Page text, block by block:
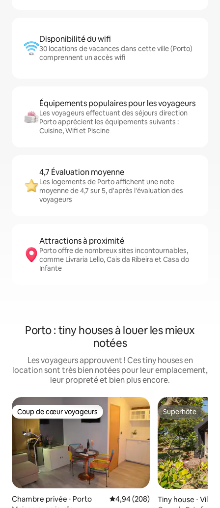
Disponibilité du wifi
30 locations de vacances dans cette ville (Porto)
comprennent un accès wifi
Équipements populaires pour les voyageurs
Les voyageurs effectuant des séjours direction
Porto apprécient les équipements suivants :
Cuisine, Wifi et Piscine
4,7 Évaluation moyenne
Les logements de Porto affichent une note
moyenne de 4,7 sur 5, d'après l'évaluation des
voyageurs
Attractions à proximité
Porto offre de nombreux sites incontournables,
comme Livraria Lello, Cais da Ribeira et Casa do
Infante
Porto : tiny houses à louer les mieux
notées
Les voyageurs approuvent ! Ces tiny houses en
location sont très bien notées pour leur emplacement,
leur propreté et bien plus encore.
Coup de cœur voyageurs
Coup de cœur voyageurs
Chambre privée ⋅ Porto Évaluation moyenne sur la
4,94 (208)
Superhôte
Superhôte
Tiny house ⋅ Vila